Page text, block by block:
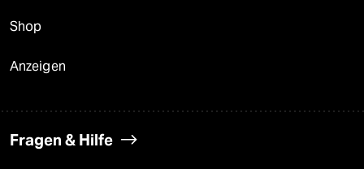
Shop
Anzeigen
Fragen & Hilfe